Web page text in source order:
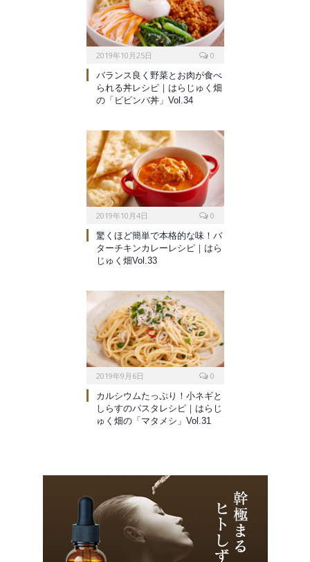
2019年10月25日
0
バランス良く野菜とお肉が食べ
られる丼レシピ｜はらじゅく畑
の「ビビンバ丼」Vol.34
2019年10月4日
0
驚くほど簡単で本格的な味！バ
ターチキンカレーレシピ｜はら
じゅく畑Vol.33
2019年9月6日
0
カルシウムたっぷり！小ネギと
しらすのパスタレシピ｜はらじ
ゅく畑の「マタメシ」Vol.31